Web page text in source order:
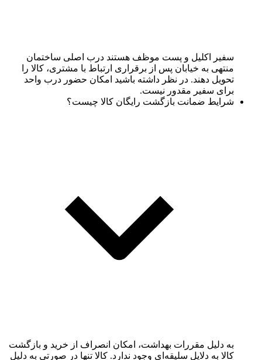
سفیر اکلیل و پست موظف هستند درب اصلی ساختمان
منتهی به خیابان پس از برقراری ارتباط با مشتری، کالا را
تحویل دهند. در نظر داشته باشید امکان حضور درب واحد
برای سفیر مقدور نیست.
شرایط ضمانت بازگشت رایگان کالا چیست؟
به دلیل مقررات بهداشت، امکان انصراف از خرید و بازگشت
کالا به دلایل سلیقه‌ای وجود ندارد. کالا تنها در صورتی به دلیل